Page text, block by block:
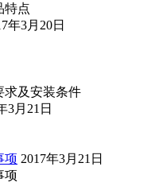
特点
年3月20日
求及安装条件
3月21日
项 2017年3月21日
项